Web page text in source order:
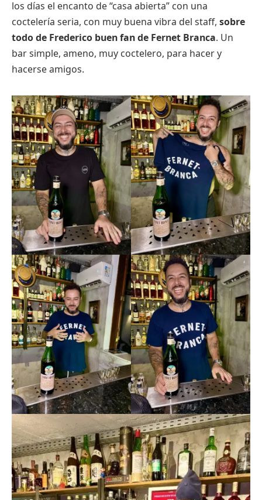
los días el encanto de “casa abierta” con una
coctelería seria, con muy buena vibra del staff, sobre
todo de Frederico buen fan de Fernet Branca. Un
bar simple, ameno, muy coctelero, para hacer y
hacerse amigos.